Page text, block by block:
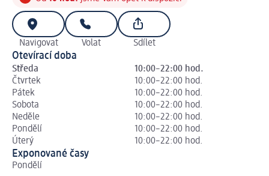
Navigovat Volat Sdílet
Otevírací doba
Středa
10:00–22:00 hod.
Čtvrtek
10:00–22:00 hod.
Pátek
10:00–22:00 hod.
Sobota
10:00–22:00 hod.
Neděle
10:00–22:00 hod.
Pondělí
10:00–22:00 hod.
Úterý
10:00–22:00 hod.
Exponované časy
Pondělí